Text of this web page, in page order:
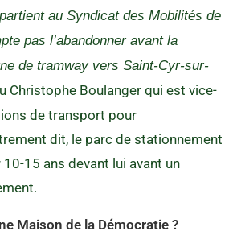
au Syndicat des Mobilités de
pas l’abandonner avant la
de tramway vers Saint-Cyr-sur-
Christophe Boulanger qui est vice-
de transport pour
dit, le parc de stationnement
15 ans devant lui avant un
Maison de la Démocratie ?